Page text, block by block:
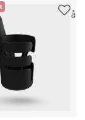
er tomme. For å
fordel å
til butikken
av våre dukker
Er dere
justerbart
Teste å gå i